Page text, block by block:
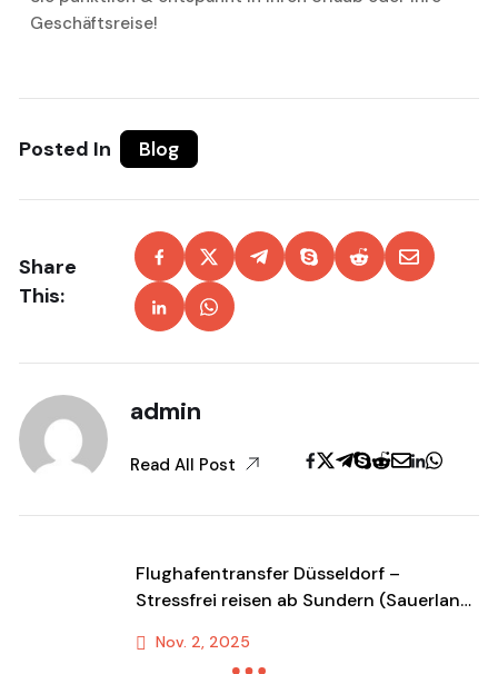
Geschäftsreise!
Posted In Blog
Share
This:
admin
Read All Post
Flughafentransfer Düsseldorf –
Stressfrei reisen ab Sundern (Sauerland)
Nov. 2, 2025